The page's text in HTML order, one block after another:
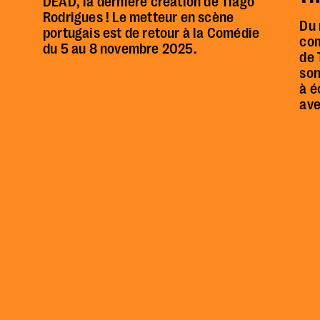
Rodrigues ! Le metteur en scène
portugais est de retour à la Comédie
du 5 au 8 novembre 2025.
Du
de
à